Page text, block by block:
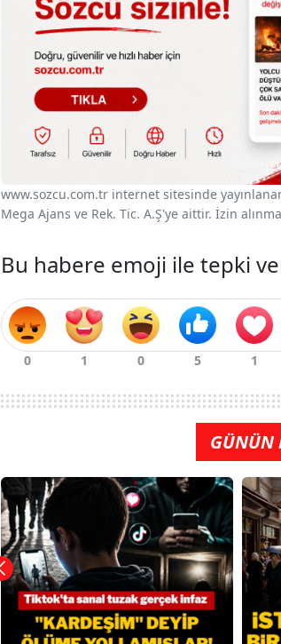
www.sozcu.com.tr internet sitesinde
Mega Ajans ve Rek. Tic. A.Ş'ye aittir. İzin
Bu habere emoji ile tepki
GÜNÜN